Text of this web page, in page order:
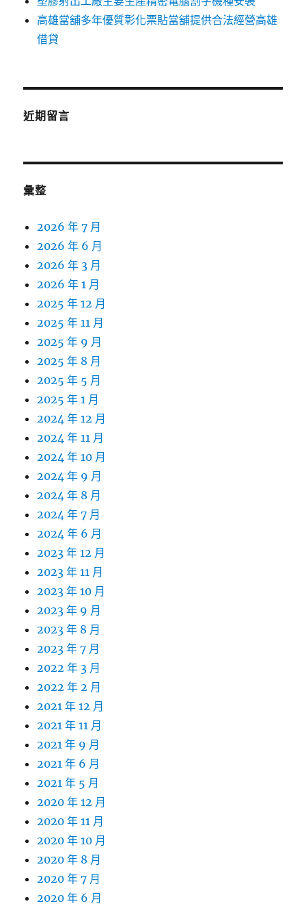
高雄當舖多年優質彰化票貼當舖提供合法經營高雄
借貸
近期留言
彙整
2026 年 7 月
2026 年 6 月
2026 年 3 月
2026 年 1 月
2025 年 12 月
2025 年 11 月
2025 年 9 月
2025 年 8 月
2025 年 5 月
2025 年 1 月
2024 年 12 月
2024 年 11 月
2024 年 10 月
2024 年 9 月
2024 年 8 月
2024 年 7 月
2024 年 6 月
2023 年 12 月
2023 年 11 月
2023 年 10 月
2023 年 9 月
2023 年 8 月
2023 年 7 月
2022 年 3 月
2022 年 2 月
2021 年 12 月
2021 年 11 月
2021 年 9 月
2021 年 6 月
2021 年 5 月
2020 年 12 月
2020 年 11 月
2020 年 10 月
2020 年 8 月
2020 年 7 月
2020 年 6 月